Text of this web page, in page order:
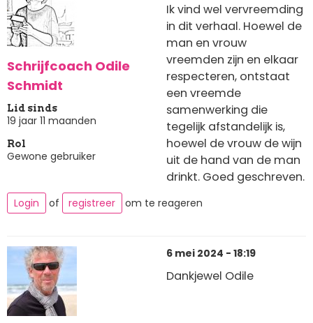
Schrijfcoach Odile
Schmidt
Lid sinds
19 jaar 11 maanden
Rol
Gewone gebruiker
Ik vind wel vervreemding
in dit verhaal. Hoewel de
man en vrouw
vreemden zijn en elkaar
respecteren, ontstaat
een vreemde
samenwerking die
tegelijk afstandelijk is,
hoewel de vrouw de wijn
uit de hand van de man
drinkt. Goed geschreven.
Login of registreer om te reageren
6 mei 2024 - 18:19
Dankjewel Odile